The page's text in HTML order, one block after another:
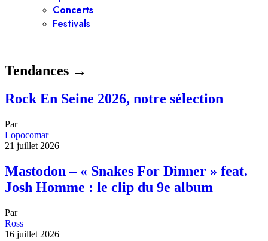
Concerts
Festivals
Tendances →
Rock En Seine 2026, notre sélection
Par
Lopocomar
21 juillet 2026
Mastodon – « Snakes For Dinner » feat.
Josh Homme : le clip du 9e album
Par
Ross
16 juillet 2026